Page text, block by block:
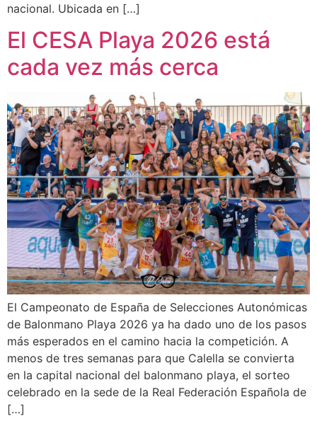
nacional. Ubicada en […]
El CESA Playa 2026 está
cada vez más cerca
El Campeonato de España de Selecciones Autonómicas
de Balonmano Playa 2026 ya ha dado uno de los pasos
más esperados en el camino hacia la competición. A
menos de tres semanas para que Calella se convierta
en la capital nacional del balonmano playa, el sorteo
celebrado en la sede de la Real Federación Española de
[…]